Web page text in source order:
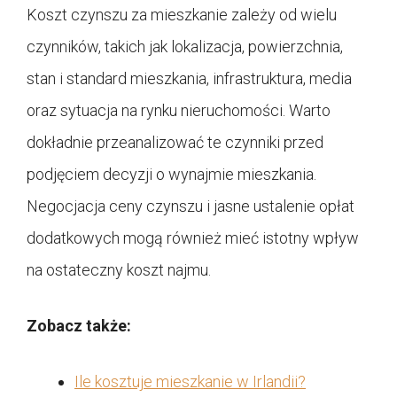
Koszt czynszu za mieszkanie zależy od wielu
czynników, takich jak lokalizacja, powierzchnia,
stan i standard mieszkania, infrastruktura, media
oraz sytuacja na rynku nieruchomości. Warto
dokładnie przeanalizować te czynniki przed
podjęciem decyzji o wynajmie mieszkania.
Negocjacja ceny czynszu i jasne ustalenie opłat
dodatkowych mogą również mieć istotny wpływ
na ostateczny koszt najmu.
Zobacz także:
Ile kosztuje mieszkanie w Irlandii?